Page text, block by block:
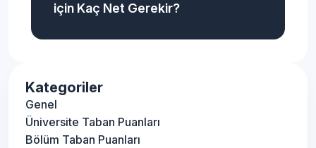
için Kaç Net Gerekir?
Kategoriler
Genel
Üniversite Taban Puanları
Bölüm Taban Puanları